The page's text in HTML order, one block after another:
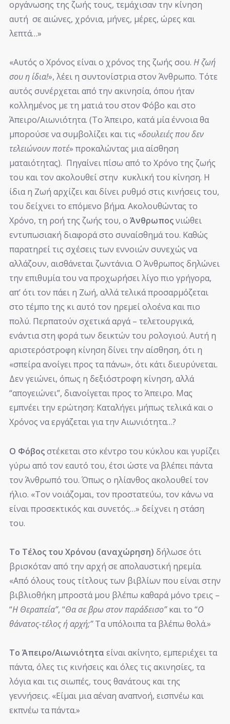
οργάνωσης της ζωής τους, τεμάχισαν την κίνηση
αυτή σε αιώνες, χρόνια, μήνες, μέρες, ώρες και
λεπτά…»
«Αυτός ο Χρόνος είναι ο χρόνος της ζωής σου. Η ζωή
σου η ίδια!», λέει η συντονίστρια στον Άνθρωπο. Τότε
αυτός συνέρχεται από την ακινησία, όπου ήταν
κολλημένος με τη ματιά του στον Φόβο και στο
Άπειρο/Αιωνιότητα. (Το Άπειρο, κατά μία έννοια θα
μπορούσε να συμβολίζει και τις «δουλειές που δεν
τελειώνουν ποτέ» προκαλώντας μια αίσθηση
ματαιότητας). Πηγαίνει πίσω από το Χρόνο της ζωής
του και τον ακολουθεί στην κυκλική του κίνηση. Η
ίδια η Ζωή αρχίζει και δίνει ρυθμό στις κινήσεις του,
του δείχνει το επόμενο βήμα. Ακολουθώντας το
Χρόνο, τη ροή της ζωής του, ο Άνθρωποςνιώθει
εντυπωσιακή διαφορά στο συναίσθημά του. Καθώς
παρατηρεί τις σχέσεις των εννοιών συνεχώς να
αλλάζουν, αισθάνεται ζωντάνια. Ο Άνθρωπος δηλώνει
την επιθυμία του να προχωρήσει λίγο πιο γρήγορα,
απ’ ότι τον πάει η Ζωή, αλλά τελικά προσαρμόζεται
στο τέμπο της κι αυτό τον ηρεμεί ολοένα και πιο
πολύ. Περπατούν σχετικά αργά – τελετουργικά,
ενάντια στη φορά των δεικτών του ρολογιού. Αυτή η
αριστερόστροφη κίνηση δίνει την αίσθηση, ότι η
«σπείρα ανοίγει προς τα πάνω», ότι κάτι διευρύνεται.
Δεν γειώνει, όπως η δεξιόστροφη κίνηση, αλλά
“απογειώνει”, διανοίγεται προς το Άπειρο. Μας
εμπνέει την ερώτηση: Καταλήγει μήπως τελικά και ο
Χρόνος να εργάζεται για την Αιωνιότητα…?
Ο Φόβοςστέκεται στο κέντρο του κύκλου και γυρίζει
γύρω από τον εαυτό του, έτσι ώστε να βλέπει πάντα
τον Άνθρωπό του. Όπως ο ηλίανθος ακολουθεί τον
ήλιο. «Τον νοιάζομαι, τον προστατεύω, τον κάνω να
είναι προσεκτικός και συνετός…» δείχνει η στάση
του.
Το Τέλος του Χρόνου (αναχώρηση) δήλωσε ότι
βρισκόταν από την αρχή σε απολαυστική ηρεμία.
«Από όλους τους τίτλους των βιβλίων που είναι στην
βιβλιοθήκη μπροστά μου βλέπω καθαρά μόνο τρεις –
“Η Θεραπεία”, “Θα σε βρω στον παράδεισο”και το “Ο
θάνατος-τέλος ή αρχή;”Tα υπόλοιπα τα βλέπω θολά.»
Το Άπειρο/Αιωνιότητα είναι ακίνητο, εμπεριέχει τα
πάντα, όλες τις κινήσεις και όλες τις ακινησίες, τα
λόγια και τις σιωπές, τους θανάτους και της
γεννήσεις. «Είμαι μια αέναη αναπνοή, εισπνέω και
εκπνέω τα πάντα.»